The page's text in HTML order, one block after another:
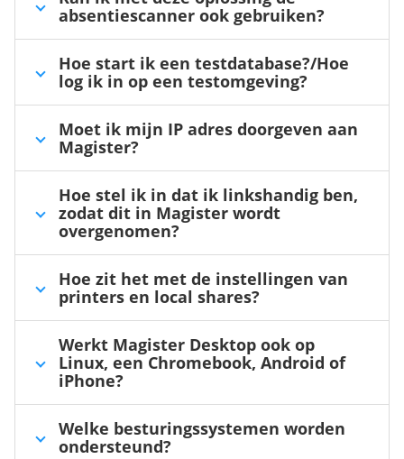
absentiescanner ook gebruiken?
Hoe start ik een testdatabase?/Hoe
log ik in op een testomgeving?
Moet ik mijn IP adres doorgeven aan
Magister?
Hoe stel ik in dat ik linkshandig ben,
zodat dit in Magister wordt
overgenomen?
Hoe zit het met de instellingen van
printers en local shares?
Werkt Magister Desktop ook op
Linux, een Chromebook, Android of
iPhone?
Welke besturingssystemen worden
ondersteund?